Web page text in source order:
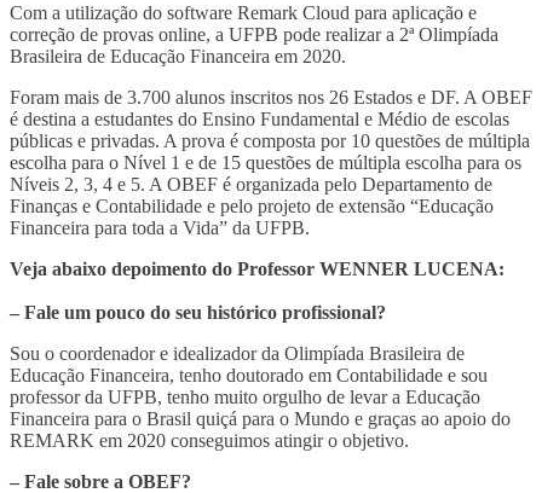
Com a utilização do software Remark Cloud para aplicação e
correção de provas online, a UFPB pode realizar a 2ª Olimpíada
Brasileira de Educação Financeira em 2020.
Foram mais de 3.700 alunos inscritos nos 26 Estados e DF. A OBEF
é destina a estudantes do Ensino Fundamental e Médio de escolas
públicas e privadas. A prova é composta por 10 questões de múltipla
escolha para o Nível 1 e de 15 questões de múltipla escolha para os
Níveis 2, 3, 4 e 5. A OBEF é organizada pelo Departamento de
Finanças e Contabilidade e pelo projeto de extensão “Educação
Financeira para toda a Vida” da UFPB.
Veja abaixo depoimento do Professor WENNER LUCENA:
– Fale um pouco do seu histórico profissional?
Sou o coordenador e idealizador da Olimpíada Brasileira de
Educação Financeira, tenho doutorado em Contabilidade e sou
professor da UFPB, tenho muito orgulho de levar a Educação
Financeira para o Brasil quiçá para o Mundo e graças ao apoio do
REMARK em 2020 conseguimos atingir o objetivo.
– Fale sobre a OBEF?